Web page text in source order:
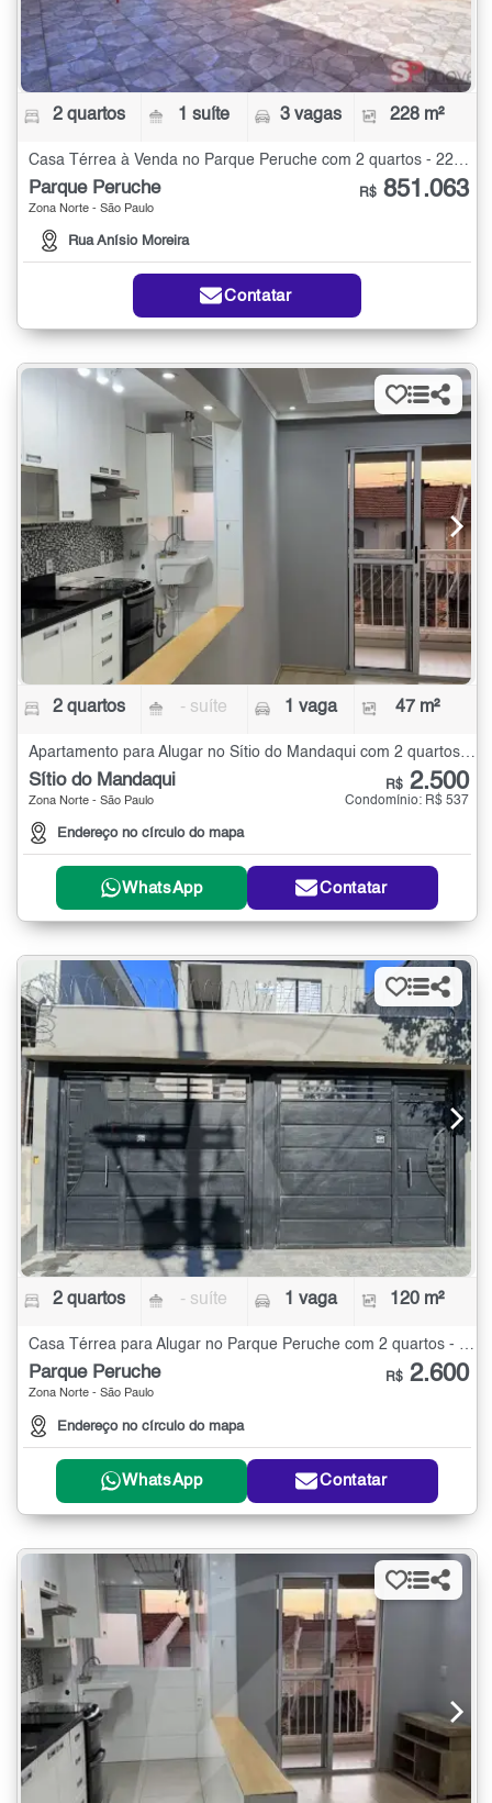
2 quartos 1 suíte 3 vagas 228 m²
Casa Térrea à Venda no Parque Peruche com 2 quartos - 228 m²
Parque Peruche
Zona Norte - São Paulo
Rua Anísio Moreira
R$ 851.063
Contatar
2 quartos - suíte 1 vaga 47 m²
Apartamento para Alugar no Sítio do Mandaqui com 2 quartos - 47 m²
Sítio do Mandaqui
Zona Norte - São Paulo
Endereço no círculo do mapa
R$ 2.500
Condomínio: R$ 537
WhatsApp Contatar
2 quartos - suíte 1 vaga 120 m²
Casa Térrea para Alugar no Parque Peruche com 2 quartos - 120 m²
Parque Peruche
Zona Norte - São Paulo
Endereço no círculo do mapa
R$ 2.600
WhatsApp Contatar